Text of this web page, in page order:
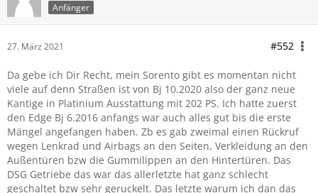
Anfänger
27. März 2021 #552
Da gebe ich Dir Recht, mein Sorento gibt es momentan nicht
viele auf denn Straßen ist von Bj 10.2020 also der ganz neue
Kantige in Platinium Ausstattung mit 202 PS. Ich hatte zuerst
den Edge Bj 6.2016 anfangs war auch alles gut bis die erste
Mängel angefangen haben. Zb es gab zweimal einen Rückruf
wegen Lenkrad und Airbags an den Seiten, Verkleidung an den
Außentüren bzw die Gummilippen an den Hintertüren. Das
DSG Getriebe das war das allerletzte hat ganz schlecht
geschaltet bzw sehr geruckelt. Das letzte warum ich dan das